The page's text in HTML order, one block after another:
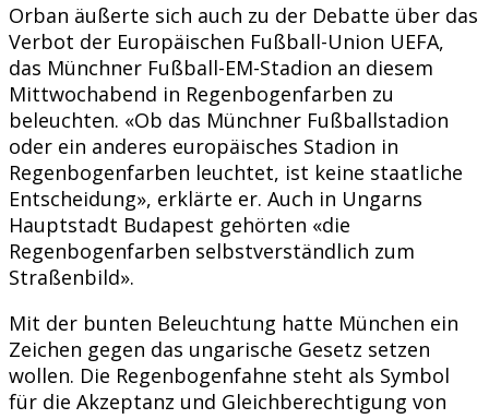
Orban äußerte sich auch zu der Debatte über das
Verbot der Europäischen Fußball-Union UEFA,
das Münchner Fußball-EM-Stadion an diesem
Mittwochabend in Regenbogenfarben zu
beleuchten. «Ob das Münchner Fußballstadion
oder ein anderes europäisches Stadion in
Regenbogenfarben leuchtet, ist keine staatliche
Entscheidung», erklärte er. Auch in Ungarns
Hauptstadt Budapest gehörten «die
Regenbogenfarben selbstverständlich zum
Straßenbild».
Mit der bunten Beleuchtung hatte München ein
Zeichen gegen das ungarische Gesetz setzen
wollen. Die Regenbogenfahne steht als Symbol
für die Akzeptanz und Gleichberechtigung von